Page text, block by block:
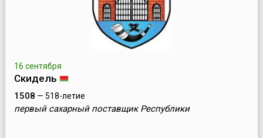
16 сентября
Скидель
1508 — 518-летие
первый сахарный поставщик Республики